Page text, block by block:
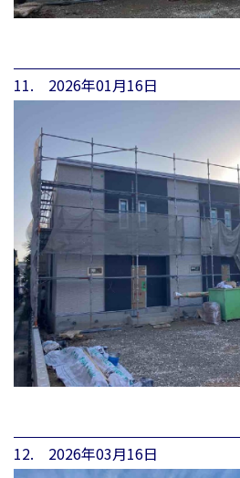
11. 2026年01月16日
12. 2026年03月16日